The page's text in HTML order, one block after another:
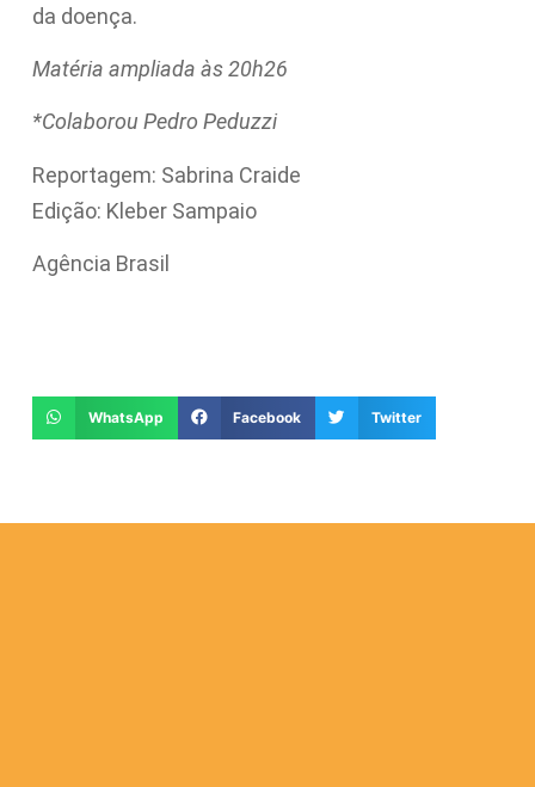
da doença.
Matéria ampliada às 20h26
*Colaborou Pedro Peduzzi
Reportagem: Sabrina Craide
Edição: Kleber Sampaio
Agência Brasil
WhatsApp Facebook Twitter